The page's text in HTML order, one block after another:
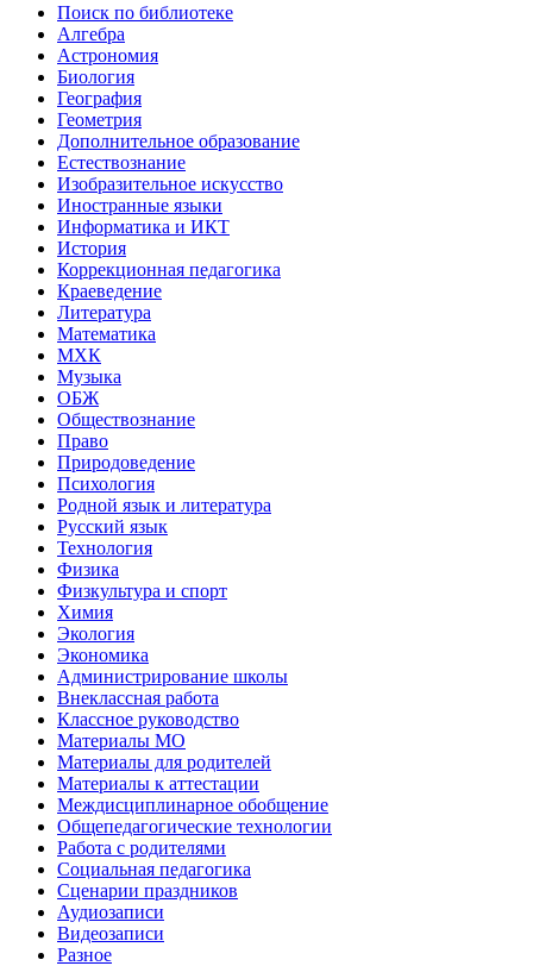
Поиск по библиотеке
Алгебра
Астрономия
Биология
География
Геометрия
Дополнительное образование
Естествознание
Изобразительное искусство
Иностранные языки
Информатика и ИКТ
История
Коррекционная педагогика
Краеведение
Литература
Математика
МХК
Музыка
ОБЖ
Обществознание
Право
Природоведение
Психология
Родной язык и литература
Русский язык
Технология
Физика
Физкультура и спорт
Химия
Экология
Экономика
Администрирование школы
Внеклассная работа
Классное руководство
Материалы МО
Материалы для родителей
Материалы к аттестации
Междисциплинарное обобщение
Общепедагогические технологии
Работа с родителями
Социальная педагогика
Сценарии праздников
Аудиозаписи
Видеозаписи
Разное